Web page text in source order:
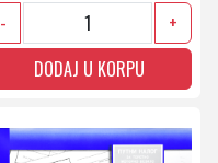
-
+
DODAJ U KORPU